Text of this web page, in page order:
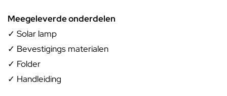
Meegeleverde onderdelen
✓ Solar lamp
✓ Bevestigings materialen
✓ Folder
✓ Handleiding